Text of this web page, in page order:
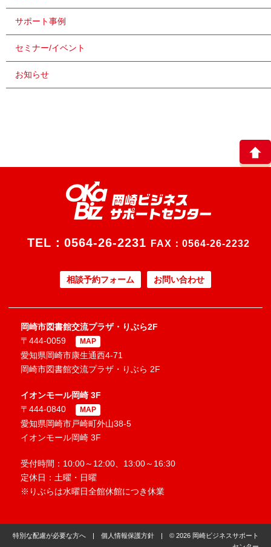
サポート事例
セミナー/イベント
お知らせ
TEL： 0564-26-2231 FAX：0564-26-2232
相談予約フォーム お問い合わせ
岡崎市図書館交流プラザ・りぶら2F
〒444-0059
MAP
愛知県岡崎市康生通西4-71
岡崎市図書館交流プラザ・りぶら 2F
イオンモール岡崎 3F
〒444-0840
MAP
愛知県岡崎市戸崎町外山38-5
イオンモール岡崎 3F
受付時間：10:00～12:00、13:00～16:30
定休日：土曜・日曜
※りぶらは水曜日全館休館につき休業
特別な配慮が必要な方へ | 個人情報保護方針 | © 2026 岡崎ビジネスサポート